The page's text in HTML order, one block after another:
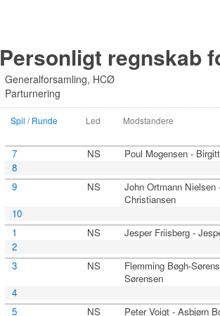
Personligt regnskab
Generalforsamling, HCØ
Parturnering
Spil /Runde Led Modstandere
7 NS
Poul Mogensen -
8
9
NS
John Ortmann Nielsen
Christiansen
10
1
NS
Jesper Friisberg -
2
3
NS
Flemming Bøgh-
Sørensen
4
5
NS Peter Voigt - Asbjørn